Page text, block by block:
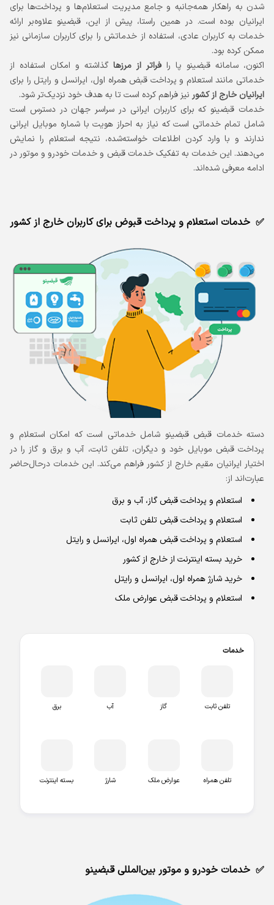
شدن به راهکار همه‌جانبه و جامع مدیریت استعلام‌ها و پرداخت‌ها برای
ایرانیان بوده است. در همین راستا، پیش از این، قبضینو علاوه‌بر ارائه
خدمات به کاربران عادی، استفاده از خدماتش را برای کاربران سازمانی نیز
ممکن کرده بود.
اکنون، سامانه قبضینو پا رافراتر از مرزها گذاشته و امکان استفاده از
خدماتی مانند استعلام و پرداخت قبض همراه اول، ایرانسل و رایتل را برای
ایرانیان خارج از کشور نیز فراهم کرده است تا به هدف خود نزدیک‌تر شود.
خدمات قبضینو که برای کاربران ایرانی در سراسر جهان در دسترس است
شامل تمام خدماتی است که نیاز به احراز هویت با شماره موبایل ایرانی
ندارند و با وارد کردن اطلاعات خواسته‌شده، نتیجه استعلام را نمایش
می‌دهند. این خدمات به تفکیک خدمات قبض و خدمات خودرو و موتور در
ادامه معرفی شده‌اند.
خدمات استعلام و پرداخت قبوض برای کاربران خارج از کشور
دسته خدمات قبض قبضینو شامل خدماتی است که امکان استعلام و
پرداخت قبض موبایل خود و دیگران، تلفن ثابت، آب و برق و گاز را در
اختیار ایرانیان مقیم خارج از کشور فراهم می‌کند. این خدمات درحال‌حاضر
عبارت‌اند از:
استعلام و پرداخت قبض گاز، آب و برق
استعلام و پرداخت قبض تلفن ثابت
استعلام و پرداخت قبض همراه اول، ایرانسل و رایتل
خرید بسته اینترنت از خارج از کشور
خرید شارژ همراه اول، ایرانسل و رایتل
استعلام و پرداخت قبض عوارض ملک
خدمات
تلفن ثابت گاز آب برق
تلفن همراه عوارض ملک شارژ بسته اینترنت
خدمات خودرو و موتور بین‌المللی قبضینو